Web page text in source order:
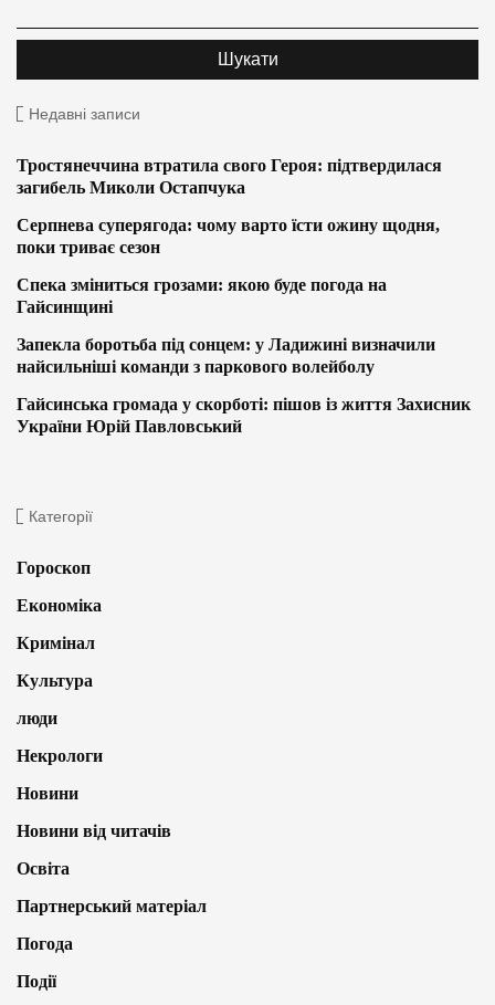
Недавні записи
Тростянеччина втратила свого Героя: підтвердилася
загибель Миколи Остапчука
Серпнева суперягода: чому варто їсти ожину щодня,
поки триває сезон
Спека зміниться грозами: якою буде погода на
Гайсинщині
Запекла боротьба під сонцем: у Ладижині визначили
найсильніші команди з паркового волейболу
Гайсинська громада у скорботі: пішов із життя Захисник
України Юрій Павловський
Категорії
Гороскоп
Економіка
Кримінал
Культура
люди
Некрологи
Новини
Новини від читачів
Освіта
Партнерський матеріал
Погода
Події